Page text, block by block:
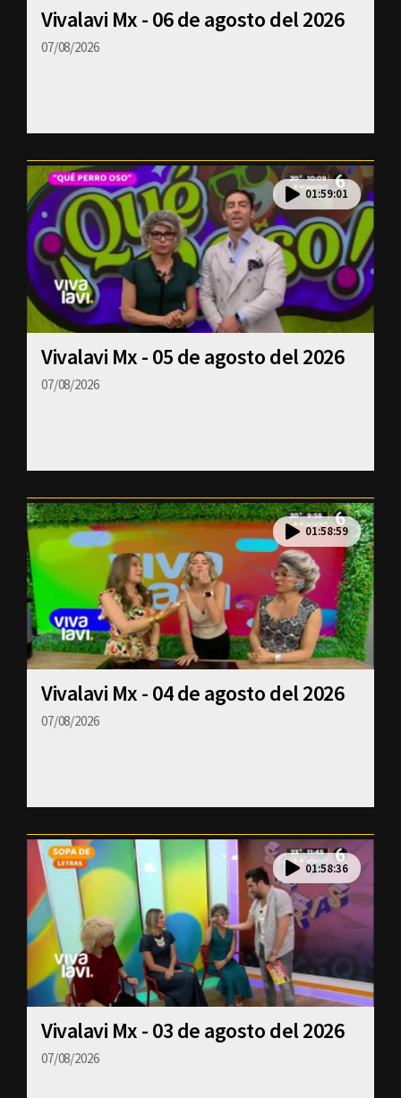
Vivalavi Mx - 06 de agosto del 2026
07/08/2026
01:59:01
Vivalavi Mx - 05 de agosto del 2026
07/08/2026
01:58:59
Vivalavi Mx - 04 de agosto del 2026
07/08/2026
01:58:36
Vivalavi Mx - 03 de agosto del 2026
07/08/2026